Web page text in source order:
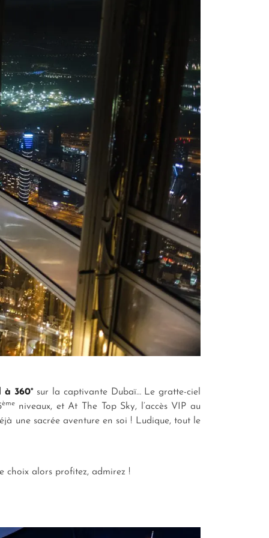
360° sur la captivante Dubaï… Le gratte-ciel
èmeniveaux, et At The Top Sky, l’accès VIP au
une sacrée aventure en soi ! Ludique, tout le
choix alors profitez, admirez !